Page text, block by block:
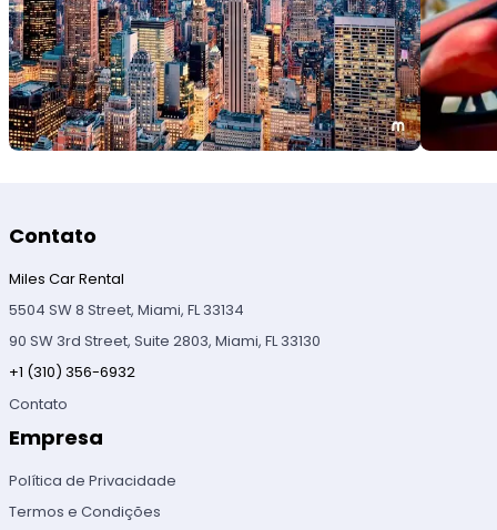
Contato
Miles Car Rental
5504 SW 8 Street, Miami, FL 33134
90 SW 3rd Street, Suite 2803, Miami, FL 33130
+1 (310) 356-6932
Contato
Empresa
Política de Privacidade
Termos e Condições